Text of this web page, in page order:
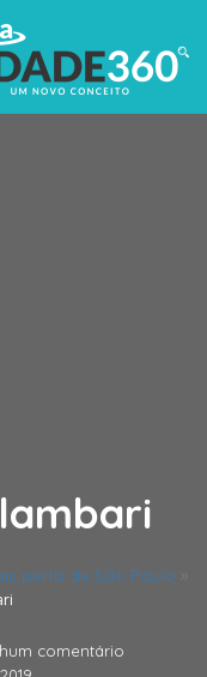
perto de São Paulo
comentário